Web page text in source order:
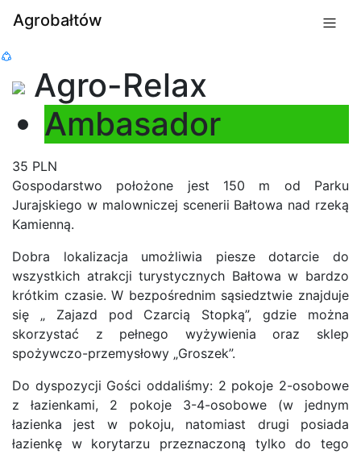
Agrobałtów
Agro-Relax
Ambasador
35 PLN
Gospodarstwo położone jest 150 m od Parku
Jurajskiego w malowniczej scenerii Bałtowa nad rzeką
Kamienną.
Dobra lokalizacja umożliwia piesze dotarcie do
wszystkich atrakcji turystycznych Bałtowa w bardzo
krótkim czasie. W bezpośrednim sąsiedztwie znajduje
się „ Zajazd pod Czarcią Stopką”, gdzie można
skorzystać z pełnego wyżywienia oraz sklep
spożywczo-przemysłowy „Groszek”.
Do dyspozycji Gości oddaliśmy: 2 pokoje 2-osobowe
z łazienkami, 2 pokoje 3-4-osobowe (w jednym
łazienka jest w pokoju, natomiast drugi posiada
łazienkę w korytarzu przeznaczoną tylko do tego